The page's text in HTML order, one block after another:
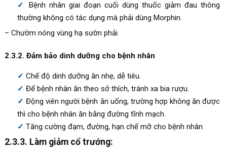
Bệnh nhân giai đoạn cuối dùng thuốc giảm đau thông
thường không có tác dụng mà phải dùng Morphin.
– Chườm nóng vùng hạ sườn phải.
2.3.2. Đảm bảo dinh dưỡng cho bệnh nhân
Chế độ dinh dưỡng ăn nhẹ, dễ tiêu.
Để bệnh nhân ăn theo sở thích, tránh xa bia rượu.
Động viên người bệnh ăn uống, trường hợp không ăn được
thì cho bệnh nhân ăn bằng đường tĩnh mạch.
Tăng cường đạm, đường, hạn chế mỡ cho bệnh nhân
2.3.3. Làm giảm cổ trướng: